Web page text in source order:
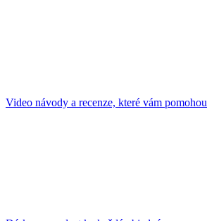
Video návody a recenze, které vám pomohou